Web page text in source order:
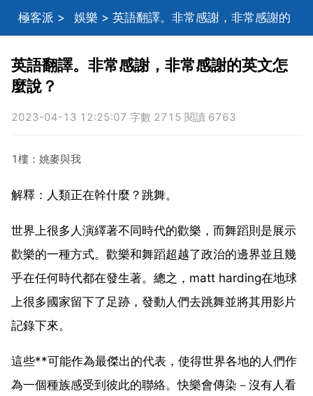
極客派 > 娛樂 > 英語翻譯。非常感謝，非常感謝的
英語翻譯。非常感謝，非常感謝的英文怎
麼說？
2023-04-13 12:25:07 字數 2715 閱讀 6763
1樓：姚麥與我
解釋：人類正在幹什麼？跳舞。
世界上很多人演繹著不同時代的歡樂，而舞蹈則是展示
歡樂的一種方式。歡樂和舞蹈超越了政治的邊界並且幾
乎在任何時代都在發生著。總之，matt harding在地球
上很多國家留下了足跡，發動人們去跳舞並將其用影片
記錄下來。
這些**可能作為最傑出的代表，使得世界各地的人們作
為一個種族感受到彼此的聯絡。快樂會傳染－沒有人看